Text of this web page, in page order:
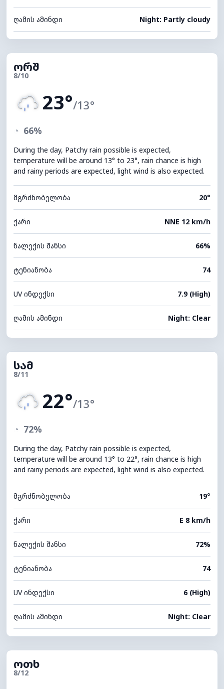
ღამის ამინდი Night: Partly cloudy
ორშ
8/10
23°/13°
◔ 66%
During the day, Patchy rain possible is expected,
temperature will be around 13° to 23°, rain chance is high
and rainy periods are expected, light wind is also expected.
მგრძნობელობა 20°
ქარი NNE 12 km/h
ნალექის შანსი 66%
ტენიანობა 74
UV ინდექსი 7.9 (High)
ღამის ამინდი Night: Clear
სამ
8/11
22°/13°
◔ 72%
During the day, Patchy rain possible is expected,
temperature will be around 13° to 22°, rain chance is high
and rainy periods are expected, light wind is also expected.
მგრძნობელობა 19°
ქარი E 8 km/h
ნალექის შანსი 72%
ტენიანობა 74
UV ინდექსი 6 (High)
ღამის ამინდი Night: Clear
ოთხ
8/12